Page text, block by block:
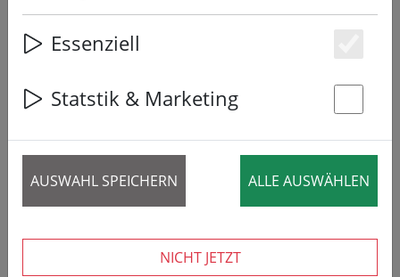
‹ ›
Essenziell
Statstik & Marketing
AUSWAHL SPEICHERN ALLE AUSWÄHLEN
NICHT JETZT